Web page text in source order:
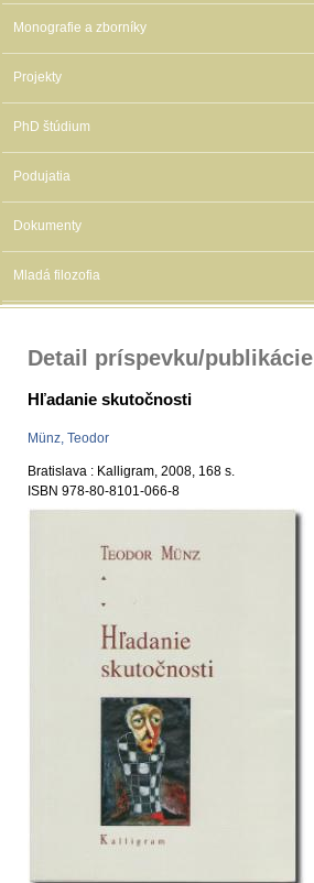
Monografie a zborníky
Projekty
PhD štúdium
Podujatia
Dokumenty
Mladá filozofia
Detail príspevku/publikácie
Hľadanie skutočnosti
Münz, Teodor
Bratislava : Kalligram, 2008, 168 s.
ISBN 978-80-8101-066-8